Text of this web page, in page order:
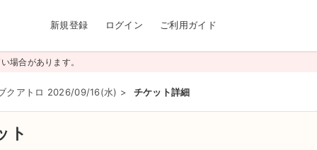
新規登録 ログイン ご利用ガイド
場合があります。
クアトロ 2026/09/16(水) > チケット詳細
ト